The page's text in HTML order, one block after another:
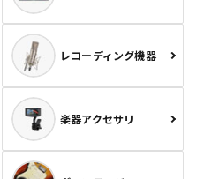
レコーディング機器
楽器アクセサリ